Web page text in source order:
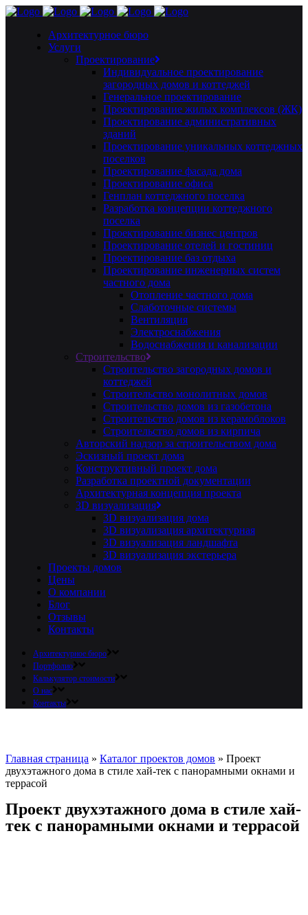
Архитектурное бюро
Услуги
Проектирование
Индивидуальное проектирование
загородных домов и коттеджей
Генеральное проектирование
Проектирование жилых комплексов (ЖК)
Проектирование административных
зданий
Проектирование уникальных коттеджных
поселков
Проектирование фасада дома
Проектирование офиса
Генплан коттеджного поселка
Разработка концепции коттеджного
поселка
Проектирование бизнес центров
Проектирование отелей и гостиниц
Проектирование баз отдыха
Проектирование инженерных систем
частного дома
Отопление частного дома
Слаботочные системы
Вентиляция
Электроснабжения
Водоснабжения и канализации
Строительство
Строительство загородных домов и
коттеджей
Строительство монолитных домов
Строительство домов из газобетона
Строительство домов из керамоблоков
Строительство домов из кирпича
Авторский надзор за строительством дома
Эскизный проект дома
Конструктивный проект дома
Разработка проектной документации
Архитектурная концепция проекта
3D визуализация
3D визуализация дома
3D визуализация архитектурная
3D визуализация ландшафта
3D визуализация экстерьера
Проекты домов
Цены
О компании
Блог
Отзывы
Контакты
Архитектурное бюро
Портфолио
Калькулятор стоимости
О нас
Контакты
Главная страница » Каталог проектов домов » Проект
двухэтажного дома в стиле хай-тек с панорамными окнами и
террасой​
Проект двухэтажного дома в стиле хай-
тек с панорамными окнами и террасой